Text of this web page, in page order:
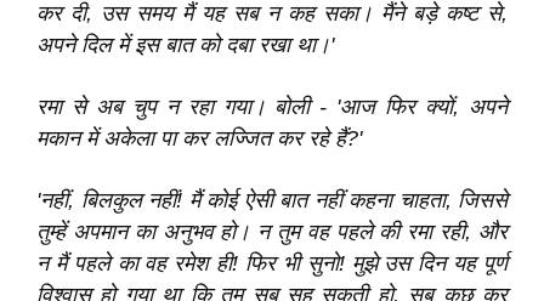
कर दी, उस समय मैं यह सब न कह सका। मैंने बड़े कष्ट से,
अपने दिल में इस बात को दबा रखा था।'
रमा से अब चुप न रहा गया। बोली - 'आज फिर क्यों, अपने
मकान में अकेला पा कर लज्जित कर रहे हैं?'
'नहीं, बिलकुल नहीं! मैं कोई ऐसी बात नहीं कहना चाहता, जिससे
तुम्हें अपमान का अनुभव हो। न तुम वह पहले की रमा रही, और
न मैं पहले का वह रमेश ही! फिर भी सुनो! मुझे उस दिन यह पूर्ण
विश्‍वास हो गया था कि तुम सब सह सकती हो, सब कुछ कर